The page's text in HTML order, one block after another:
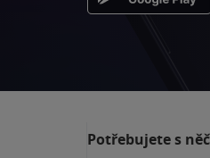
Potřebujete s